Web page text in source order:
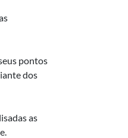
pontos
dos
as